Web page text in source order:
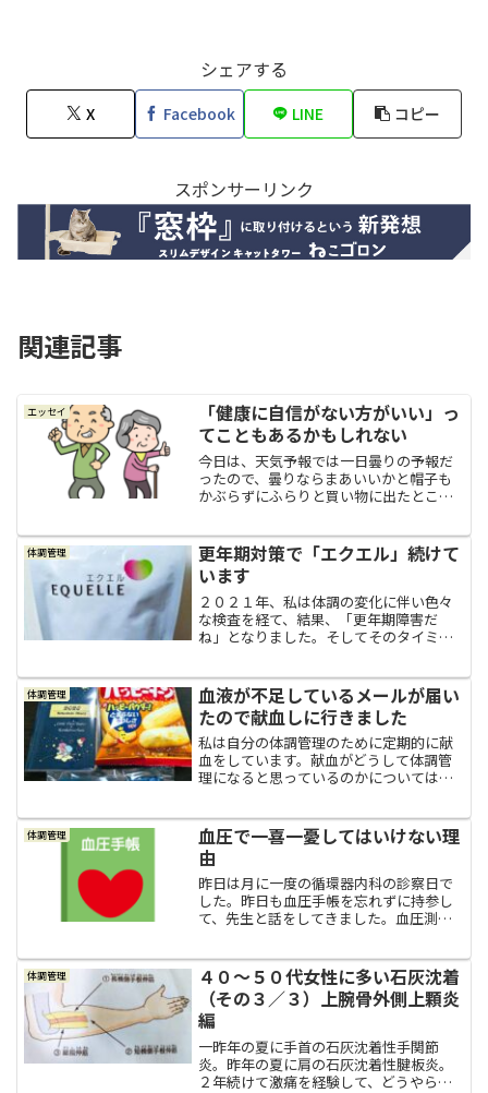
シェアする
X Facebook LINE コピー
スポンサーリンク
関連記事
エッセイ
「健康に自信がない方がいい」っ
てこともあるかもしれない
今日は、天気予報では一日曇りの予報だ
ったので、曇りならまあいいかと帽子も
かぶらずにふらりと買い物に出たとこ
に顔を出し、じりじりと照り付ける強い
日差しの直撃をくらってしまっ...
体調管理
更年期対策で「エクエル」続けて
います
２０２１年、私は体調の変化に伴い色々
な検査を経て、結果、「更年期障害だ
ね」となりました。そしてそのタイミン
アドバイス月に１度、経過観察と薬をも
らうために通院しているので...
体調管理
血液が不足しているメールが届い
たので献血しに行きました
私は自分の体調管理のために定期的に献
血をしています。献血がどうして体調管
理になると思っているのかについては、
が高くなりやすい時期の到来今年はだら
だらと続いていた...
体調管理
血圧で一喜一憂してはいけない理
由
昨日は月に一度の循環器内科の診察日で
した。昨日も血圧手帳を忘れずに持参し
て、先生と話をしてきました。血圧測定
になったのは、血圧手帳の記録を見る
と、２０２１年１０月２０日...
体調管理
４０～５０代女性に多い石灰沈着
（その３／３）上腕骨外側上顆炎
編
一昨年の夏に手首の石灰沈着性手関節
炎。昨年の夏に肩の石灰沈着性腱板炎。
２年続けて激痛を経験して、どうやら私